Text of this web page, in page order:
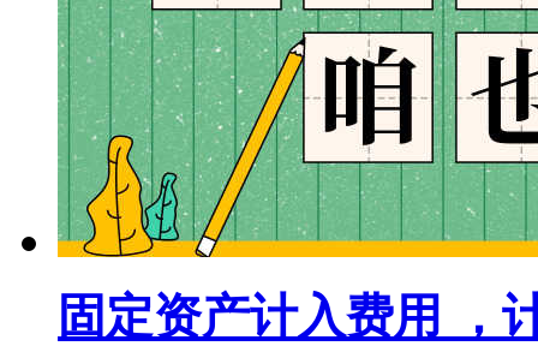
固定资产计入费用 ，